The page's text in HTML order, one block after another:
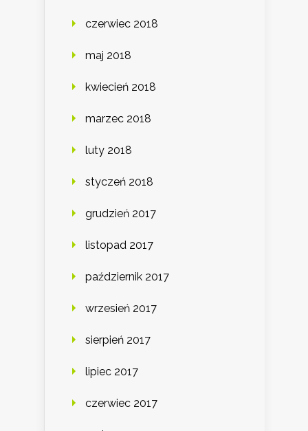
czerwiec 2018
maj 2018
kwiecień 2018
marzec 2018
luty 2018
styczeń 2018
grudzień 2017
listopad 2017
październik 2017
wrzesień 2017
sierpień 2017
lipiec 2017
czerwiec 2017